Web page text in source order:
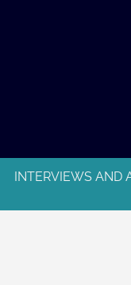
INTERVIEWS AND